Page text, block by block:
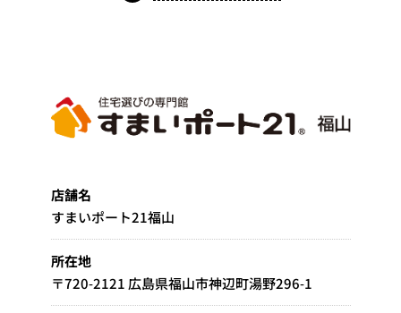
店舗名
すまいポート21福山
所在地
〒720-2121 広島県福山市神辺町湯野296-1